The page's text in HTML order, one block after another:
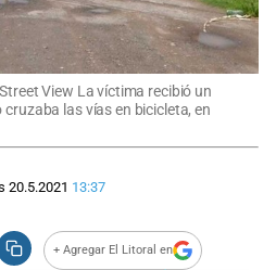
View La víctima recibió un
las vías en bicicleta, en
20.5.2021 13:37
+ Agregar El Litoral en